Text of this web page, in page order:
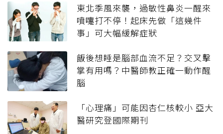
東北季風來襲，過敏性鼻炎一醒來
噴嚏打不停！起床先做「這幾件
事」可大幅緩解症狀
飯後想睡是腦部血流不足？交叉擊
掌有用嗎？中醫師教正確一動作醒
腦
「心理痛」可能因杏仁核較小 亞大
醫研究登國際期刊